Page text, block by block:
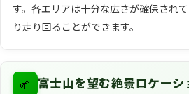
す。各エリアは十分な広さが確保され
り走り回ることができます。
🌱 富士山を望む絶景ロケーシ